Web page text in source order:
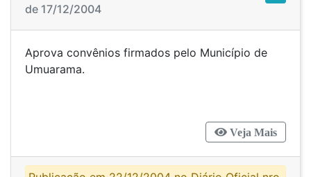
de 17/12/2004
Aprova convênios firmados pelo Município de
Umuarama.
Veja Mais